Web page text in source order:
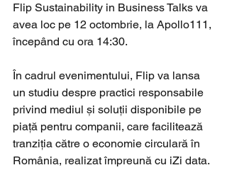
Flip Sustainability in Business Talks va
avea loc pe 12 octombrie, la Apollo111,
începând cu ora 14:30.
În cadrul evenimentului, Flip va lansa
un studiu despre practici responsabile
privind mediul și soluții disponibile pe
piață pentru companii, care facilitează
tranziția către o economie circulară în
România, realizat împreună cu iZi data.